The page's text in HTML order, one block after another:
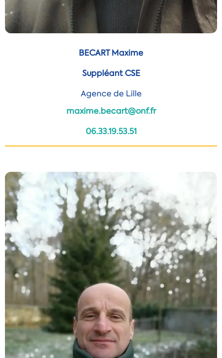
BECART Maxime
Suppléant CSE
Agence de Lille
maxime.becart@onf.fr
06.33.19.53.51